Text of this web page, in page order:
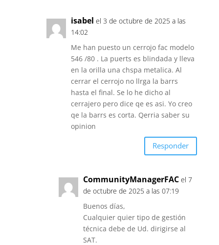
isabel el 3 de octubre de 2025 a las
14:02
Me han puesto un cerrojo fac modelo
546 /80 . La puerts es blindada y lleva
en la orilla una chspa metalica. Al
cerrar el cerrojo no llrga la barrs
hasta el final. Se lo he dicho al
cerrajero pero dice qe es asi. Yo creo
qe la barrs es corta. Qerria saber su
opinion
Responder
CommunityManagerFAC el 7
de octubre de 2025 a las 07:19
Buenos días,
Cualquier quier tipo de gestión
técnica debe de Ud. dirigirse al
SAT.